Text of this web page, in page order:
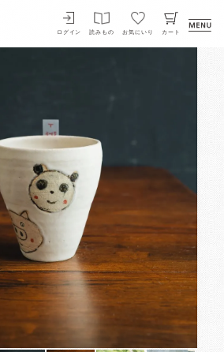
ログイン 読みもの お気にいり カート